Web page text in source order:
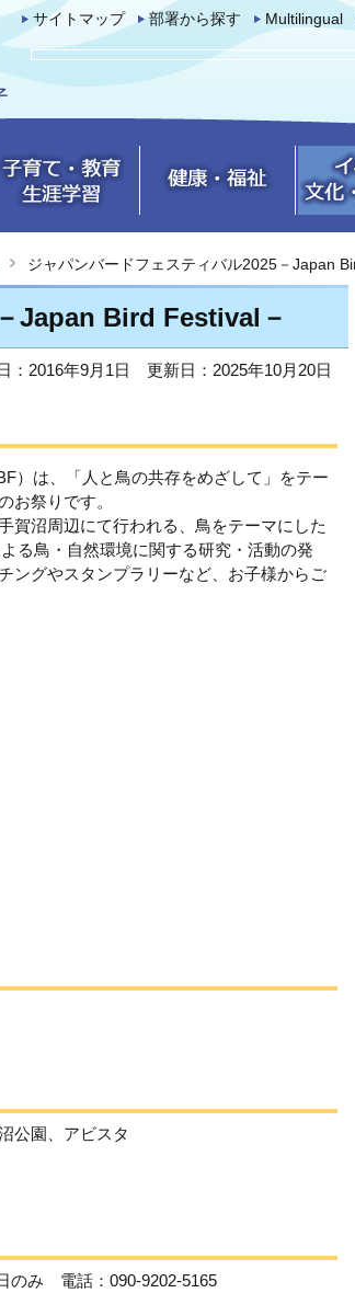
サイトマップ 部署から探す Multilingual
ジャパンバードフェスティバル2025－Japan
Japan Bird Festival－
：2016年9月1日 更新日：2025年10月20日
）は、「人と鳥の共存をめざして」をテー
お祭りです。
賀沼周辺にて行われる、鳥をテーマにした
る鳥・自然環境に関する研究・活動の発
ングやスタンプラリーなど、お子様からご
公園、アビスタ
のみ 電話：090-9202-5165